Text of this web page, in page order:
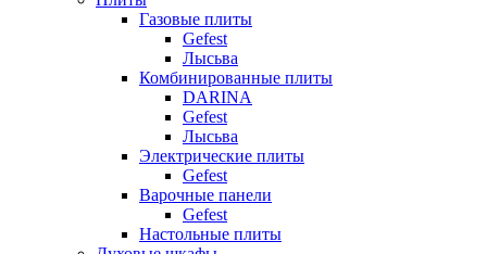
Газовые плиты
Gefest
Лысьва
Комбинированные плиты
DARINA
Gefest
Лысьва
Электрические плиты
Gefest
Варочные панели
Gefest
Настольные плиты